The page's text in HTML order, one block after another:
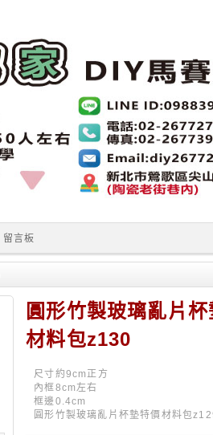
留言板
圓形竹製玻璃亂片
材料包z130
尺寸約9cm正方
內框8cm左右
框邊0.4cm
圓形竹製玻璃亂片杯墊特價材料包